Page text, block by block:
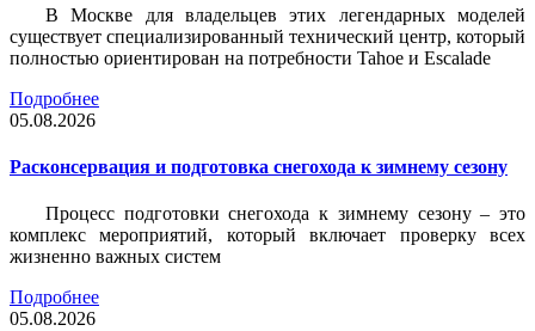
В Москве для владельцев этих легендарных моделей
существует специализированный технический центр, который
полностью ориентирован на потребности Tahoe и Escalade
Подробнее
05.08.2026
Расконсервация и подготовка снегохода к зимнему сезону
Процесс подготовки снегохода к зимнему сезону – это
комплекс мероприятий, который включает проверку всех
жизненно важных систем
Подробнее
05.08.2026